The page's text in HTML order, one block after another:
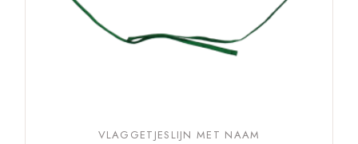
VLAGGETJESLIJN MET NAAM